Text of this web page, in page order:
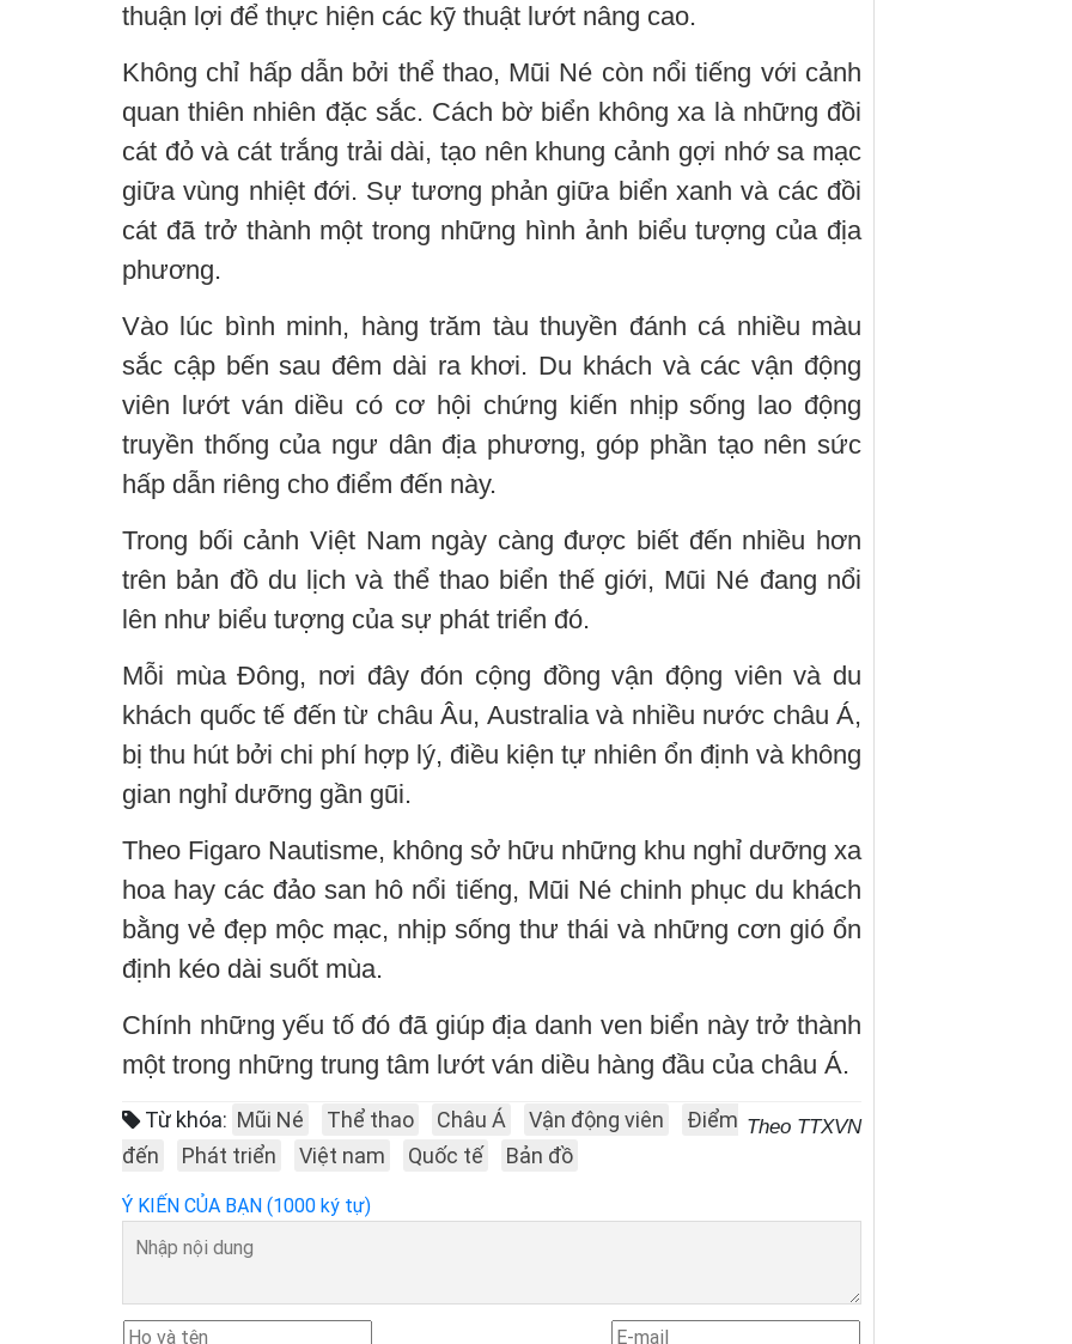
thuận lợi để thực hiện các kỹ thuật lướt nâng cao.
Không chỉ hấp dẫn bởi thể thao, Mũi Né còn nổi tiếng với cảnh
quan thiên nhiên đặc sắc. Cách bờ biển không xa là những đồi
cát đỏ và cát trắng trải dài, tạo nên khung cảnh gợi nhớ sa mạc
giữa vùng nhiệt đới. Sự tương phản giữa biển xanh và các đồi
cát đã trở thành một trong những hình ảnh biểu tượng của địa
phương.
Vào lúc bình minh, hàng trăm tàu thuyền đánh cá nhiều màu
sắc cập bến sau đêm dài ra khơi. Du khách và các vận động
viên lướt ván diều có cơ hội chứng kiến nhịp sống lao động
truyền thống của ngư dân địa phương, góp phần tạo nên sức
hấp dẫn riêng cho điểm đến này.
Trong bối cảnh Việt Nam ngày càng được biết đến nhiều hơn
trên bản đồ du lịch và thể thao biển thế giới, Mũi Né đang nổi
lên như biểu tượng của sự phát triển đó.
Mỗi mùa Đông, nơi đây đón cộng đồng vận động viên và du
khách quốc tế đến từ châu Âu, Australia và nhiều nước châu Á,
bị thu hút bởi chi phí hợp lý, điều kiện tự nhiên ổn định và không
gian nghỉ dưỡng gần gũi.
Theo Figaro Nautisme, không sở hữu những khu nghỉ dưỡng xa
hoa hay các đảo san hô nổi tiếng, Mũi Né chinh phục du khách
bằng vẻ đẹp mộc mạc, nhịp sống thư thái và những cơn gió ổn
định kéo dài suốt mùa.
Chính những yếu tố đó đã giúp địa danh ven biển này trở thành
một trong những trung tâm lướt ván diều hàng đầu của châu Á.
Theo TTXVN
Từ khóa: Mũi Né Thể thao Châu Á Vận động viên
Điểm
đến
Phát triển Việt nam Quốc tế Bản đồ
Ý KIẾN CỦA BẠN (1000 ký tự)